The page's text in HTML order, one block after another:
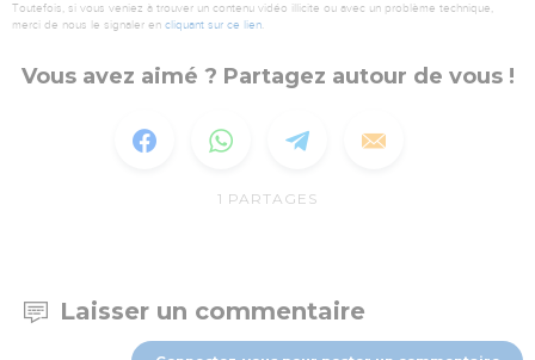
Toutefois, si vous veniez à trouver un contenu vidéo illicite ou avec un problème technique,
merci de nous le signaler en cliquant sur ce lien.
Vous avez aimé ? Partagez autour de vous !
1 PARTAGES
Laisser un commentaire